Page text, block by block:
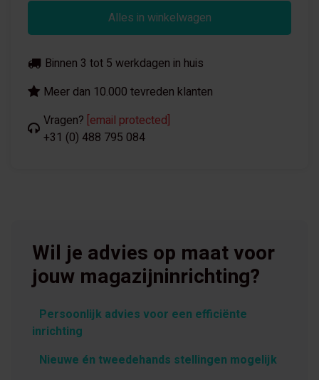
Alles in winkelwagen
Binnen 3 tot 5 werkdagen in huis
Meer dan 10.000 tevreden klanten
Vragen? [email protected]
+31 (0) 488 795 084
Wil je advies op maat voor
jouw magazijninrichting?
Persoonlijk advies voor een efficiënte
inrichting
Nieuwe én tweedehands stellingen mogelijk